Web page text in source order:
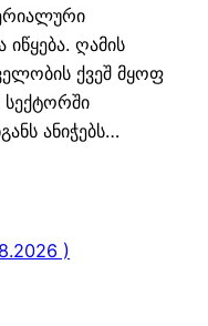
იწყება. ღამის
ქვეშ მყოფ
სექტორში
ანიჭებს…